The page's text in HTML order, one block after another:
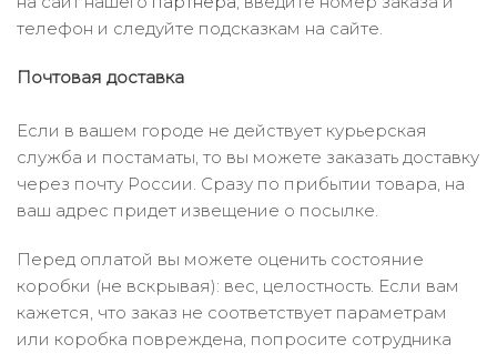
телефон и следуйте подсказкам на сайте.
Почтовая доставка
Если в вашем городе не действует курьерская
служба и постаматы, то вы можете заказать доставку
через почту России. Сразу по прибытии товара, на
ваш адрес придет извещение о посылке.
Перед оплатой вы можете оценить состояние
коробки (не вскрывая): вес, целостность. Если вам
кажется, что заказ не соответствует параметрам
или коробка повреждена, попросите сотрудника